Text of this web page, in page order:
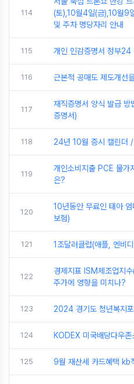
114
(토),10월4일(금),10월9
및 주차 명당자리 안내
115 개인 인감증명서 정부24
116 근본적 공매도 제도개선
117
재직증명서 양식 발급 방
증명서)
118 24년 10월 증시 캘린더
119
개인소비지출 PCE 물가
은?
120
10년동안 무료인 태아
보험)
121 1조달러클럽(애플, 엔비
122
경제지표 ISM제조업지
주가에 영향을 미치나?
123 2024 경기도 청년복지
124 KODEX 미국배당다우
125 9월 재산세 카드혜택 kb